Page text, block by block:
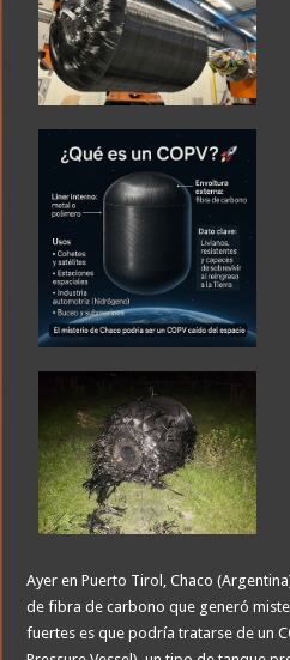
Ayer en Puerto Tirol, Chaco
de fibra de carbono que generó
fuertes es que podría tratarse de un